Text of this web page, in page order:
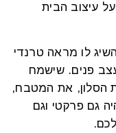
עיצוב הבית
לו מראה טרנדי
פנים. שישמח
הסלון, את המטבח,
גם פרקטי וגם